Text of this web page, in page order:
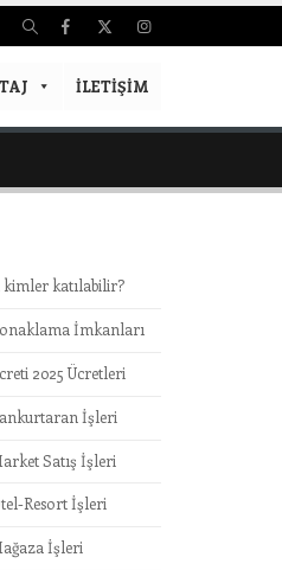
İLETIŞIM
katılabilir?
İmkanları
2025 Ücretleri
İşleri
Satış İşleri
Resort İşleri
İşleri